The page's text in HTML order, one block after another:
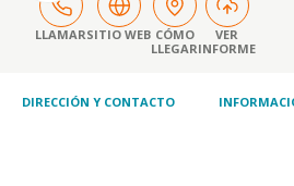
LLAMARSITIO WEB CÓMO
LLEGAR
VER
INFORME
DIRECCIÓN Y CONTACTO